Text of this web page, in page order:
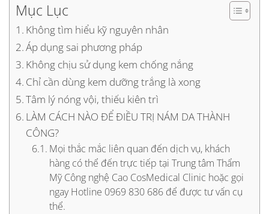
Mục Lục
Không tìm hiểu kỹ nguyên nhân
Áp dụng sai phương pháp
Không chịu sử dụng kem chống nắng
Chỉ cần dùng kem dưỡng trắng là xong
Tâm lý nóng vội, thiếu kiên trì
LÀM CÁCH NÀO ĐỂ ĐIỀU TRỊ NÁM DA THÀNH
CÔNG?
Mọi thắc mắc liên quan đến dịch vụ, khách
hàng có thể đến trực tiếp tại Trung tâm Thẩm
Mỹ Công nghệ Cao CosMedical Clinic hoặc gọi
ngay Hotline 0969 830 686 để được tư vấn cụ
thể.